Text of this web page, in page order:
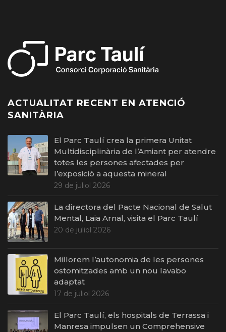
ACTUALITAT RECENT EN ATENCIÓ
SANITÀRIA
El Parc Taulí crea la primera Unitat
Multidisciplinària de l’Amiant per atendre
totes les persones afectades per
l’exposició a aquesta mineral
29 de juliol 2026
La directora del Pacte Nacional de Salut
Mental, Laia Arnal, visita el Parc Taulí
20 de juliol 2026
Millorem l’autonomia de les persones
ostomitzades amb un nou lavabo
adaptat
17 de juliol 2026
El Parc Taulí, els hospitals de Terrassa i
Manresa impulsen un Comprehensive